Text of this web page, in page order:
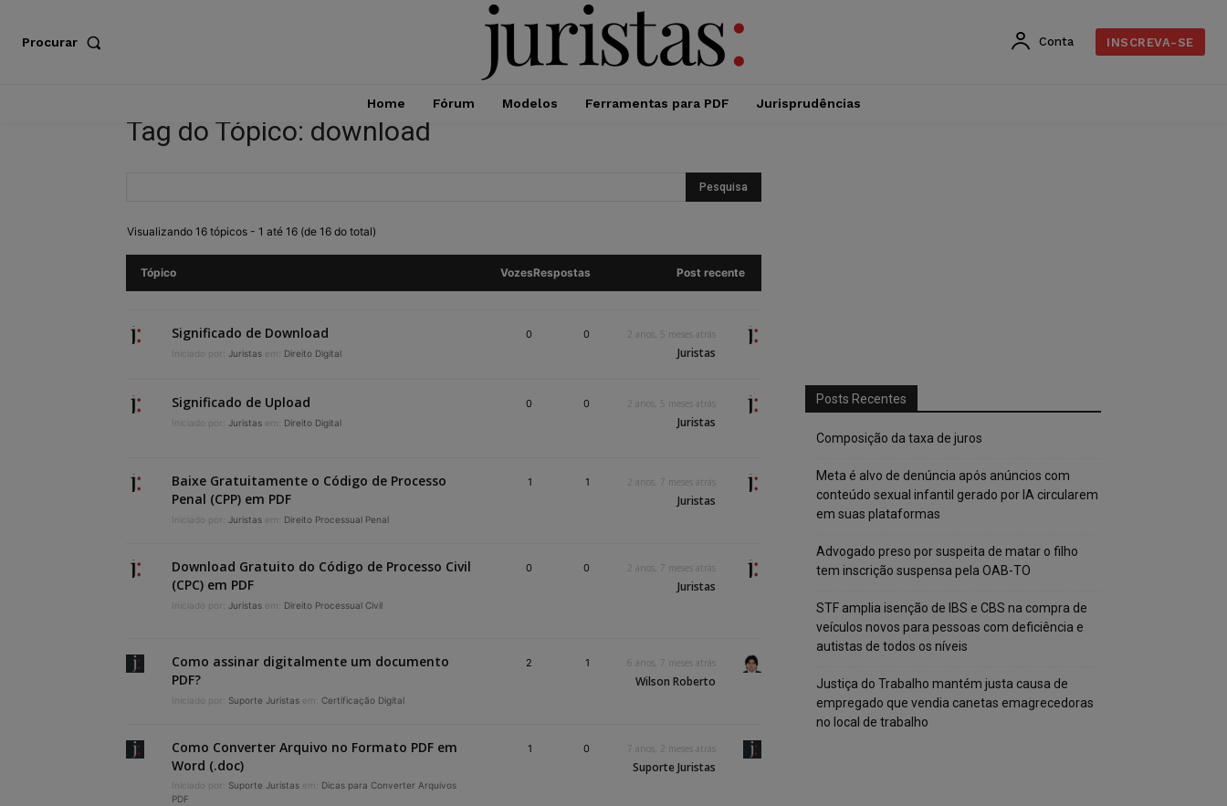
Procurar Conta INSCREVA-SE
Home Fórum Modelos Ferramentas para PDF Jurisprudências
Tag do Tópico: download
Visualizando 16 tópicos - 1 até 16 (de 16 do total)
Tópico VozesRespostas Post recente
Significado de Download
Iniciado por: Juristas em: Direito Digital
0 0 2 anos, 5 meses atrás
Juristas
Significado de Upload
Iniciado por: Juristas em: Direito Digital
0 0 2 anos, 5 meses atrás
Juristas
Baixe Gratuitamente o Código de Processo
Penal (CPP) em PDF
Iniciado por: Juristas em: Direito Processual Penal
1 1 2 anos, 7 meses atrás
Juristas
Download Gratuito do Código de Processo Civil
(CPC) em PDF
Iniciado por: Juristas em: Direito Processual Civil
0 0 2 anos, 7 meses atrás
Juristas
Como assinar digitalmente um documento
PDF?
Iniciado por: Suporte Juristas em: Certificação Digital
2 1 6 anos, 7 meses atrás
Wilson Roberto
Como Converter Arquivo no Formato PDF em
Word (.doc)
Iniciado por: Suporte Juristas em: Dicas para Converter Arquivos
PDF
1 0 7 anos, 2 meses atrás
Suporte Juristas
Posts Recentes
Composição da taxa de juros
Meta é alvo de denúncia após anúncios com
conteúdo sexual infantil gerado por IA circularem
em suas plataformas
Advogado preso por suspeita de matar o filho
tem inscrição suspensa pela OAB-TO
STF amplia isenção de IBS e CBS na compra de
veículos novos para pessoas com deficiência e
autistas de todos os níveis
Justiça do Trabalho mantém justa causa de
empregado que vendia canetas emagrecedoras
no local de trabalho